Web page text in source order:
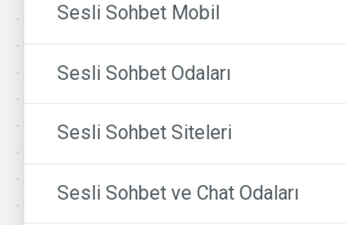
Sesli Sohbet Mobil
Sesli Sohbet Odaları
Sesli Sohbet Siteleri
Sesli Sohbet ve Chat Odaları